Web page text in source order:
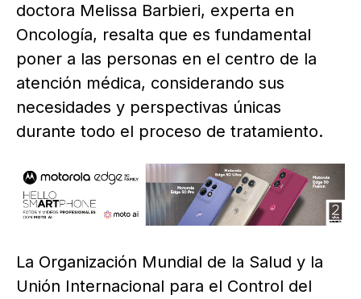
doctora Melissa Barbieri, experta en
Oncología, resalta que es fundamental
poner a las personas en el centro de la
atención médica, considerando sus
necesidades y perspectivas únicas
durante todo el proceso de tratamiento.
La Organización Mundial de la Salud y la
Unión Internacional para el Control del